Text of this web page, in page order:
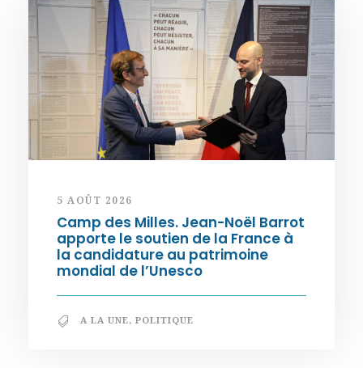
5 AOÛT 2026
Camp des Milles. Jean-Noël Barrot
apporte le soutien de la France à
la candidature au patrimoine
mondial de l’Unesco
A LA UNE, POLITIQUE